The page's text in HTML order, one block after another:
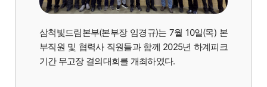
삼척빛드림본부(본부장 임경규)는 7월 10일(목) 본
부직원 및 협력사 직원들과 함께 2025년 하계피크
기간 무고장 결의대회를 개최하였다.